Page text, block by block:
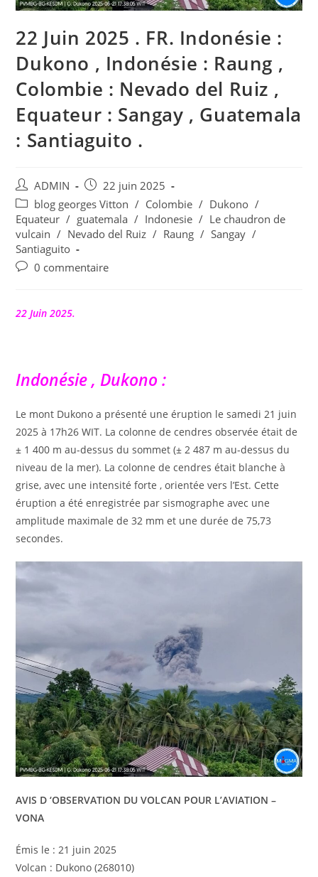
22 Juin 2025 . FR. Indonésie :
Dukono , Indonésie : Raung ,
Colombie : Nevado del Ruiz ,
Equateur : Sangay , Guatemala
: Santiaguito .
Auteur/autrice
de
la
publication :
ADMIN
Publication
publiée :
22 juin 2025
Post
category:
blog georges Vitton / Colombie / Dukono /
Equateur / guatemala / Indonesie / Le chaudron de
vulcain / Nevado del Ruiz / Raung / Sangay /
Santiaguito
Commentaires
publication :
0 commentaire
22 Juin 2025.
Indonésie , Dukono :
Le mont Dukono a présenté une éruption le samedi 21 juin
2025 à 17h26 WIT. La colonne de cendres observée était de
± 1 400 m au-dessus du sommet (± 2 487 m au-dessus du
niveau de la mer). La colonne de cendres était blanche à
grise, avec une intensité forte , orientée vers l’Est. Cette
éruption a été enregistrée par sismographe avec une
amplitude maximale de 32 mm et une durée de 75,73
secondes.
AVIS D ‘OBSERVATION DU VOLCAN POUR L’AVIATION –
VONA
Émis le : 21 juin 2025
Volcan : Dukono (268010)